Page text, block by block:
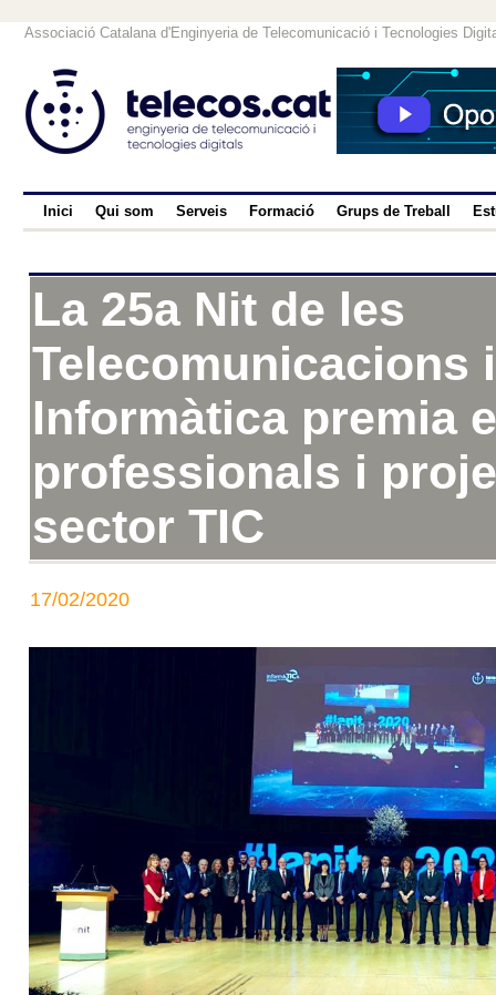
Associació Catalana d'Enginyeria de Telecomunicació i Tecnologies
Inici Qui som Serveis Formació Grups de Treball
La 25a Nit de les
Telecomunicacions
Informàtica premia
professionals i
sector TIC
17/02/2020